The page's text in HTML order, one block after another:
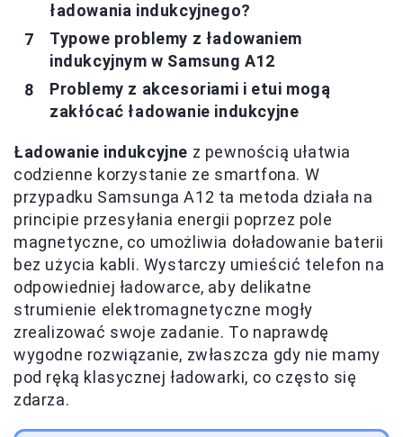
ładowania indukcyjnego?
Typowe problemy z ładowaniem
indukcyjnym w Samsung A12
Problemy z akcesoriami i etui mogą
zakłócać ładowanie indukcyjne
Ładowanie indukcyjne z pewnością ułatwia
codzienne korzystanie ze smartfona. W
przypadku Samsunga A12 ta metoda działa na
principie przesyłania energii poprzez pole
magnetyczne, co umożliwia doładowanie baterii
bez użycia kabli. Wystarczy umieścić telefon na
odpowiedniej ładowarce, aby delikatne
strumienie elektromagnetyczne mogły
zrealizować swoje zadanie. To naprawdę
wygodne rozwiązanie, zwłaszcza gdy nie mamy
pod ręką klasycznej ładowarki, co często się
zdarza.